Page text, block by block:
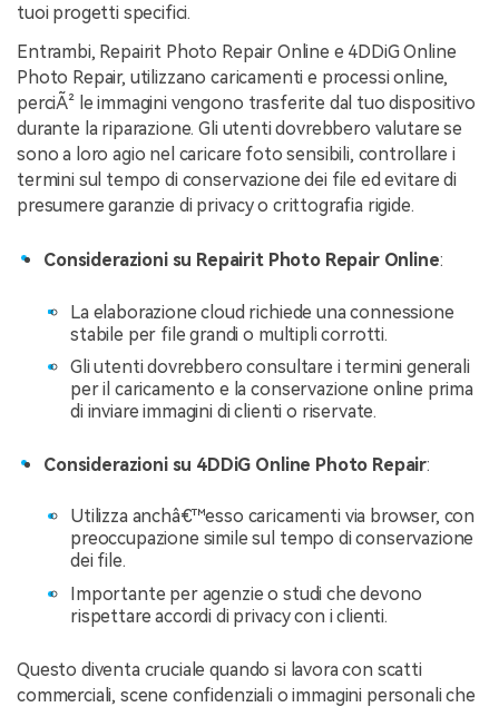
tuoi progetti specifici.
Entrambi, Repairit Photo Repair Online e 4DDiG Online
Photo Repair, utilizzano caricamenti e processi online,
perciÃ² le immagini vengono trasferite dal tuo dispositivo
durante la riparazione. Gli utenti dovrebbero valutare se
sono a loro agio nel caricare foto sensibili, controllare i
termini sul tempo di conservazione dei file ed evitare di
presumere garanzie di privacy o crittografia rigide.
Considerazioni su Repairit Photo Repair Online:
La elaborazione cloud richiede una connessione
stabile per file grandi o multipli corrotti.
Gli utenti dovrebbero consultare i termini generali
per il caricamento e la conservazione online prima
di inviare immagini di clienti o riservate.
Considerazioni su 4DDiG Online Photo Repair:
Utilizza anchâ€™esso caricamenti via browser, con
preoccupazione simile sul tempo di conservazione
dei file.
Importante per agenzie o studi che devono
rispettare accordi di privacy con i clienti.
Questo diventa cruciale quando si lavora con scatti
commerciali, scene confidenziali o immagini personali che